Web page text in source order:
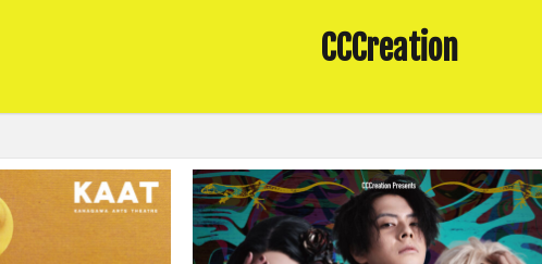
CCCreation